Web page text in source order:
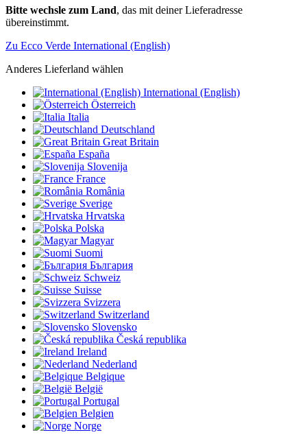
Bitte wechsle zum Land, das mit deiner Lieferadresse
übereinstimmt.
Zu Ecco Verde International (English)
Anderes Lieferland wählen
International (English)
Österreich
Italia
Deutschland
Great Britain
España
Slovenija
France
România
Sverige
Hrvatska
Polska
Magyar
Suomi
България
Schweiz
Suisse
Svizzera
Switzerland
Slovensko
Česká republika
Ireland
Nederland
Belgique
België
Portugal
Belgien
Norge